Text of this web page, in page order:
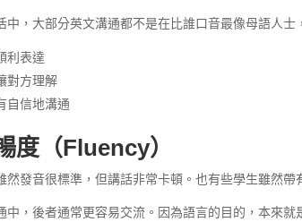
中，大部分英文溝通都不是在比誰口音最像母語人士
利表達
對方理解
自信地溝通
度（Fluency）
然發音很標準，但講話非常卡頓。也有些學生雖然
中，後者通常更容易交流。因為語言的目的，本來就